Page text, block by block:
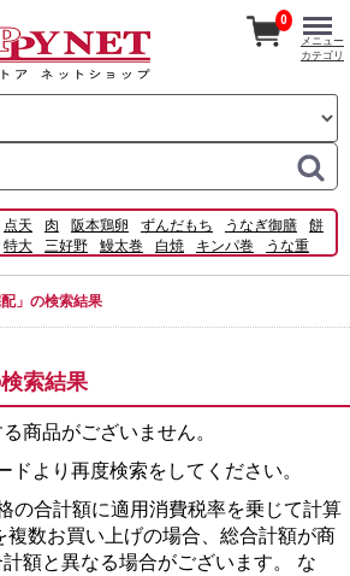
点天 肉 阪本鶏卵 ずんだもち うなぎ御膳
餅
特大
三好野 鰻太巻 白焼 キンパ巻
うな重
0
メニュー
カテゴリ
配」の検索結果
索結果
商品がございません。
ドより再度検索をしてください。
の合計額に適用消費税率を乗じて計算
複数お買い上げの場合、総合計額が商
額と異なる場合がございます。 な